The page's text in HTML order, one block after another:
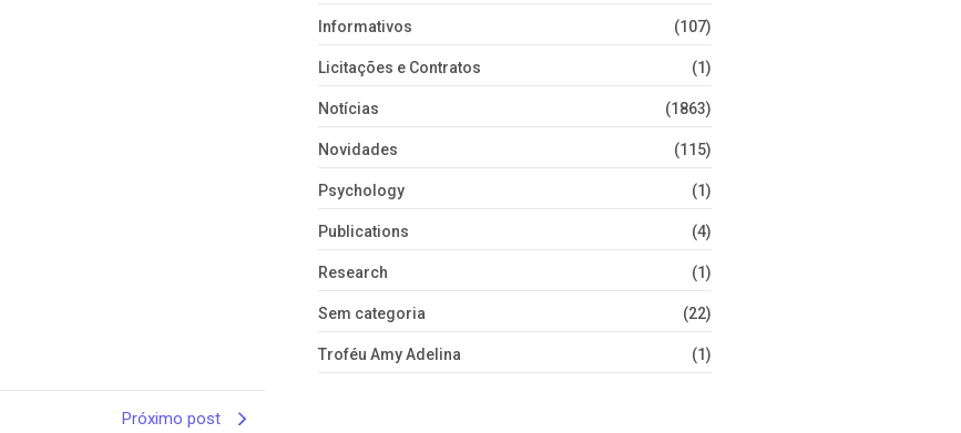
Informativos (107)
Licitações e Contratos (1)
Notícias (1863)
Novidades (115)
Psychology (1)
Publications (4)
Research (1)
Sem categoria (22)
Troféu Amy Adelina (1)
Próximo post